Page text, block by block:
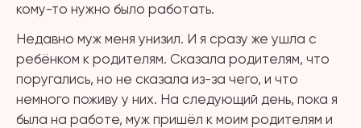
кому-то нужно было работать.
Недавно муж меня унизил. И я сразу же ушла с
ребёнком к родителям. Сказала родителям, что
поругались, но не сказала из-за чего, и что
немного поживу у них. На следующий день, пока я
была на работе, муж пришёл к моим родителям и